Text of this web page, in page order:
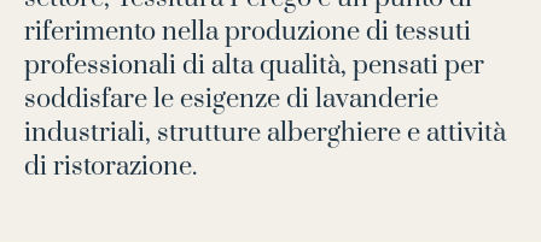
riferimento nella produzione di tessuti
professionali di alta qualità, pensati per
soddisfare le esigenze di lavanderie
industriali, strutture alberghiere e attività
di ristorazione.